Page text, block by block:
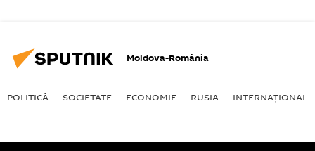
Moldova-România
POLITICĂ SOCIETATE ECONOMIE RUSIA INTERNAŢIONAL